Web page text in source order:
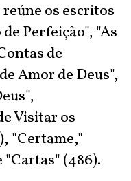
reúne os escritos
Perfeição", "As
de
Amor de Deus",
Visitar os
"Certame,"
"Cartas" (486).